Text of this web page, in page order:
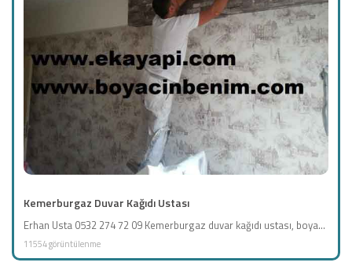
Kemerburgaz Duvar Kağıdı Ustası
Erhan Usta 0532 274 72 09 Kemerburgaz duvar kağıdı ustası, boya...
11554 görüntülenme